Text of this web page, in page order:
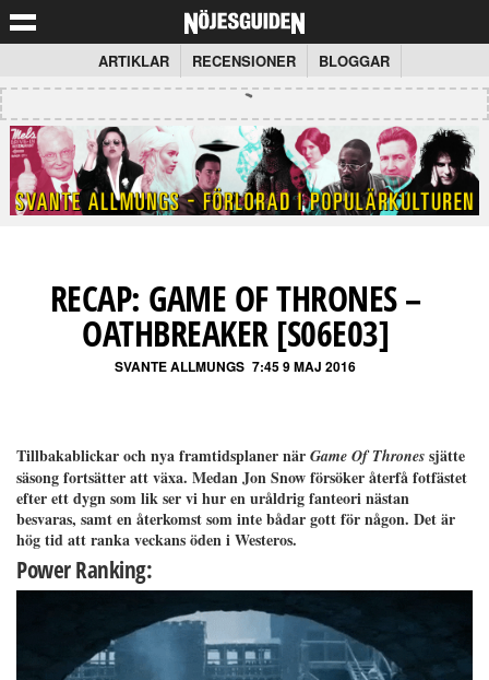
ARTIKLAR RECENSIONER BLOGGAR
RECAP: GAME OF THRONES –
OATHBREAKER [S06E03]
SVANTE ALLMUNGS 7:45 9 MAJ 2016
Tillbakablickar och nya framtidsplaner när Game Of Thrones sjätte
säsong fortsätter att växa. Medan Jon Snow försöker återfå fotfästet
efter ett dygn som lik ser vi hur en uråldrig fanteori nästan
besvaras, samt en återkomst som inte bådar gott för någon. Det är
hög tid att ranka veckans öden i Westeros.
Power Ranking: